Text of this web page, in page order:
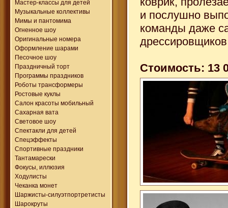
Мастер-классы для детей
Музыкальные коллективы
Мимы и пантомима
Огненное шоу
Оригинальные номера
Оформление шарами
Песочное шоу
Праздничный торт
Программы праздников
Роботы трансформеры
Ростовые куклы
Салон красоты мобильный
Сахарная вата
Световое шоу
Спектакли для детей
Спецэффекты
Спортивные праздники
Тантамарески
Фокусы, иллюзия
Ходулисты
Чеканка монет
Шаржисты-силуэтпортретисты
Шарокруты
и послушно
команды даже
Стоимость: 13